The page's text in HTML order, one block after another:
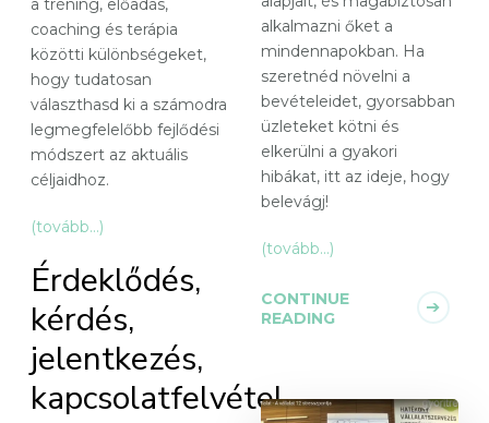
alkalmazni őket a
mindennapokban. Ha
szeretnéd növelni a
bevételeidet, gyorsabban
üzleteket kötni és
elkerülni a gyakori
hibákat, itt az ideje, hogy
belevágj!
(tovább…)
CONTINUE
READING
a tréning, előadás,
coaching és terápia
közötti különbségeket,
hogy tudatosan
választhasd ki a számodra
legmegfelelőbb fejlődési
módszert az aktuális
céljaidhoz.
(tovább…)
Érdeklődés,
kérdés,
jelentkezés,
kapcsolatfelvétel